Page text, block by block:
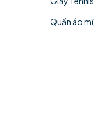
Quần áo